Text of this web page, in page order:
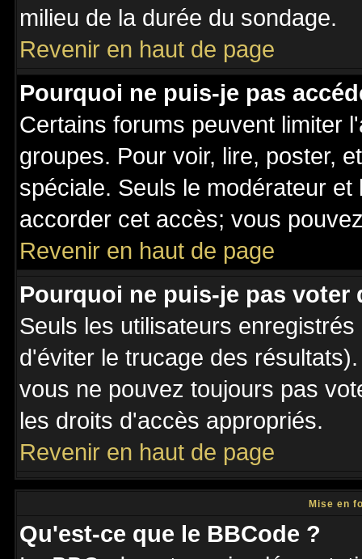
milieu de la durée du sondage.
Revenir en haut de page
Pourquoi ne puis-je pas
Certains forums peuvent limiter
groupes. Pour voir, lire, poster,
spéciale. Seuls le modérateur
accorder cet accès; vous
Revenir en haut de page
Pourquoi ne puis-je pas voter
Seuls les utilisateurs
d'éviter le trucage des
vous ne pouvez toujours pas
les droits d'accès appropriés.
Revenir en haut de page
Mise en
Qu'est-ce que le BBCode ?